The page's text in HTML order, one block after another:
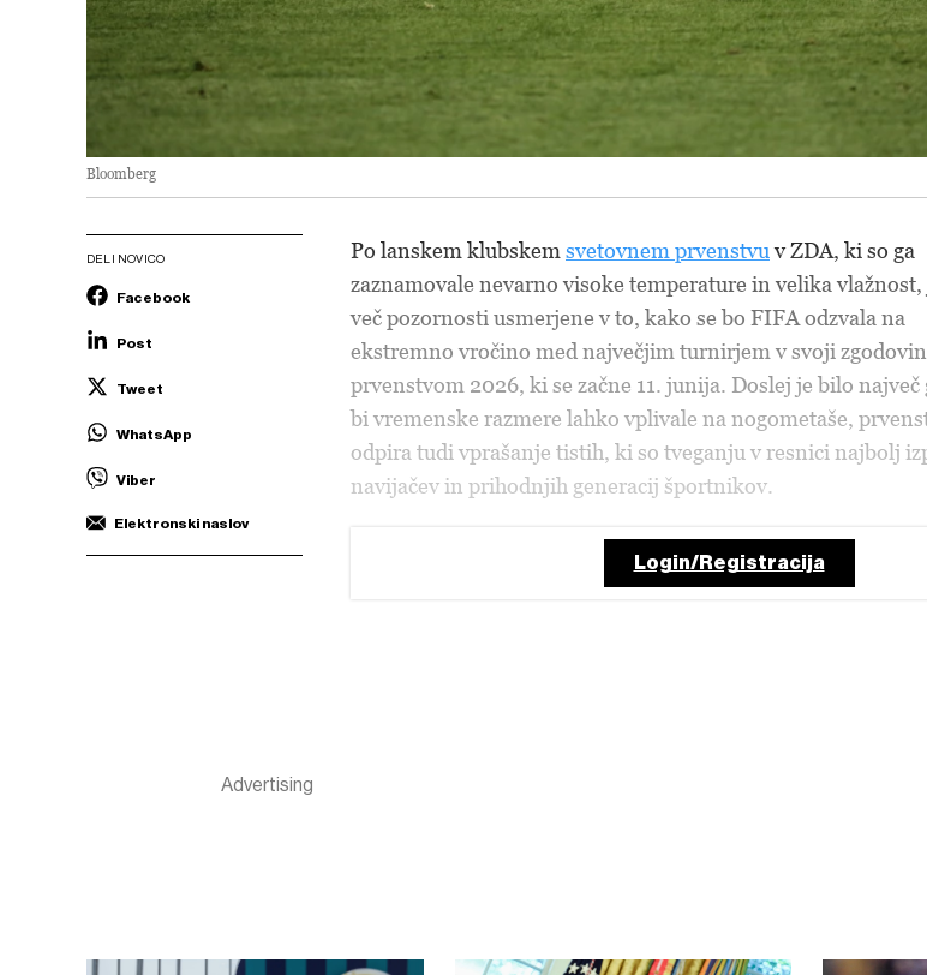
Bloomberg
DELI NOVICO
Facebook
Post
Tweet
WhatsApp
Viber
Elektronski naslov
Po lanskem klubskem svetovnem prvenstvuv ZDA, ki so ga
zaznamovale nevarno visoke temperature in velika vlažnost,
več pozornosti usmerjene v to, kako se bo FIFA odzvala na
ekstremno vročino med največjim turnirjem v svoji
prvenstvom 2026, ki se začne 11. junija. Doslej je bilo
bi vremenske razmere lahko vplivale na nogometaše,
odpira tudi vprašanje tistih, ki so tveganju v resnici najbolj
navijačev in prihodnjih generacij športnikov.
Login/Registracija